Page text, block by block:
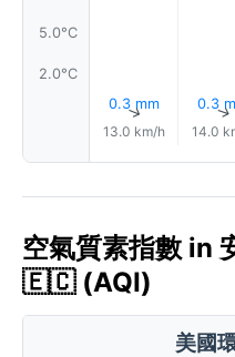
5.0°C
2.0°C
0.3 mm
↑
13.0 km/h
0.3↑
14.0
空氣質素指數 in
🇪🇨 (AQI)
美國